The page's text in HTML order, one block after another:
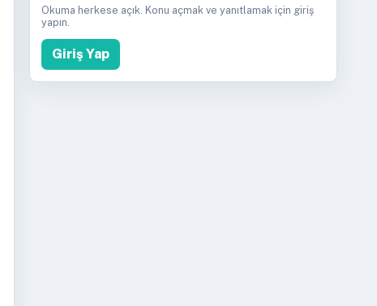
Okuma herkese açık. Konu açmak ve yanıtlamak için giriş
yapın.
Giriş Yap